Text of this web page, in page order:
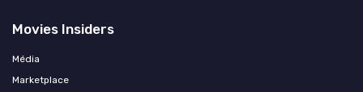
Movies Insiders
Média
Marketplace